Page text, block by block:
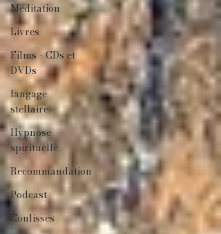
Méditation
Livres
Films - CDs et
DVDs
langage
stellaire
Hypnose
spirituelle
Recommandation
Podcast
Coulisses